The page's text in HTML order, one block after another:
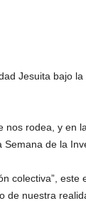
Jesuita bajo
rodea, y en
de la
colectiva”,
nuestra